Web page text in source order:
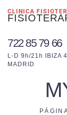
CLINICA
722 85 79 66
L-D 9h/21h IBIZA
MADRID